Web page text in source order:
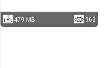
479 MB 963